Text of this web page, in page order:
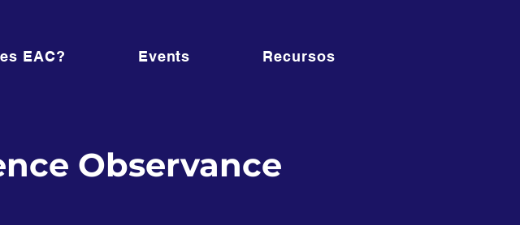
EAC? Events Recursos
Observance